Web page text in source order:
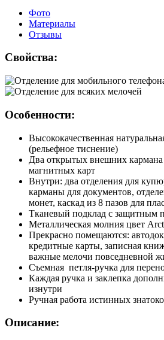
Фото
Материалы
Отзывы
Свойства:
Особенности:
Высококачественная
(рельефное тиснение)
Два открытых внешних кармана
магнитных карт
Внутри: два отделения для
карманы для документов,
монет, каскад из 8 пазов для
Тканевый подклад с защитным
Металлическая молния цвет
Прекрасно помещаются:
кредитные карты, записная
важные мелочи повседневной
Съемная петля-ручка для
Каждая ручка и заклепка
изнутри
Ручная работа истинных
Описание: